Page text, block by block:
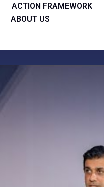
ACTION FRAMEWORK
ABOUT US